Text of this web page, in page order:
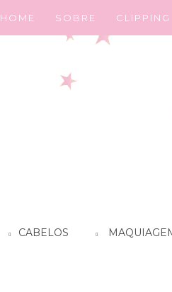
HOME SOBRE CLIPPING
CABELOS